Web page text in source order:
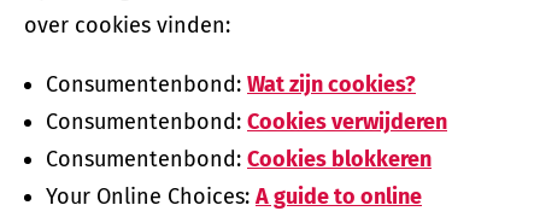
over cookies vinden:
Consumentenbond: Wat zijn cookies?
Consumentenbond: Cookies verwijderen
Consumentenbond: Cookies blokkeren
Your Online Choices: A guide to online